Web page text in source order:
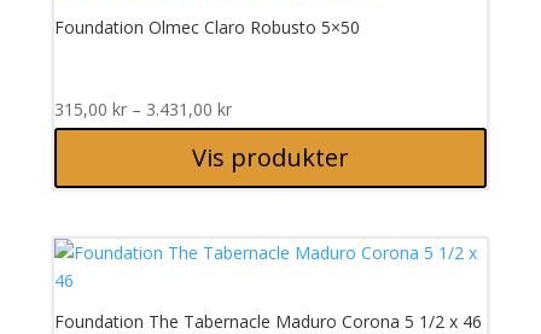
Foundation Olmec Claro Robusto 5×50
315,00 kr – 3.431,00 krPrisområde:
315,00 kr
til
3.431,00 kr
Vis produkter
Foundation The Tabernacle Maduro Corona 5 1/2 x 46